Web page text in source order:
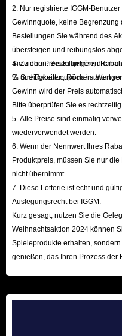
Florida quarterback DJ
Alabama receiver Ryan
LSU quarterback Garrett
Notre Dame running back
Ohio State safety Caleb
Michigan quarterback Bryce
Arizona State quarterback
Ohio State coach Ryan Day
Georgia coach Kirby Smart
Penn State coach James
Q: What’s New?
A: Following the success of
year, many football fans have
continue the momentum that the
What we know so far is that
some casual modes for fans who
2. Nur registrierte IGGM-
Gewinnquote, keine Begrenzung
Bestellungen Sie während des
übersteigen und reibungslos
Sie ziehen. Bestellungen, die
B. Streitigkeiten,
4. Zu den Preisen gehören
% und Rabattcoupons im Wert
Gewinn wird der Preis
Bitte überprüfen Sie es rechtzeitig.
5. Alle Preise sind einmalig
wiederverwendet werden.
6. Wenn der Nennwert Ihres
Produktpreis, müssen Sie nur
nicht übernimmt.
7. Diese Lotterie ist echt und
Auslegungsrecht bei IGGM.
Kurz gesagt, nutzen Sie die
Weihnachtsaktion 2024 können
Spieleprodukte erhalten,
genießen, das Ihren Prozess der